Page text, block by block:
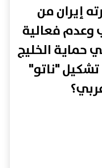
إيران من
وعدم فعالية
حماية الخليج
"ناتو"